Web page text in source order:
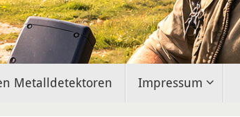
Metalldetektoren Impressum